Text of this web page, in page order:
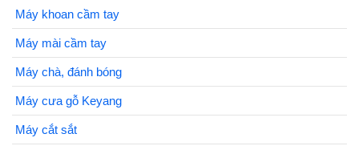
Máy khoan cầm tay
Máy mài cầm tay
Máy chà, đánh bóng
Máy cưa gỗ Keyang
Máy cắt sắt